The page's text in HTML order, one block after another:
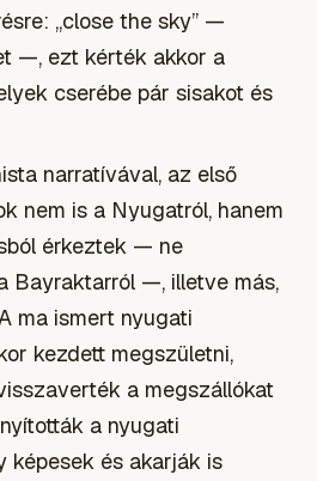
„close the sky” —
—, ezt kérték akkor a
cserébe pár sisakot és
narratívával, az első
nem is a Nyugatról, hanem
érkeztek — ne
Bayraktarról —, illetve más,
ma ismert nyugati
kezdett megszületni,
a megszállókat
a nyugati
képesek és akarják is